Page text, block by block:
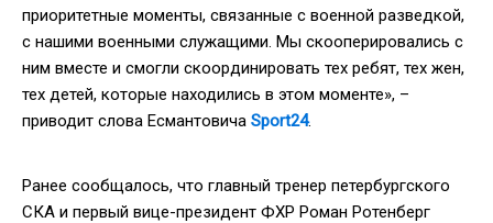
приоритетные моменты, связанные с военной разведкой,
с нашими военными служащими. Мы скооперировались с
ним вместе и смогли скоординировать тех ребят, тех жен,
тех детей, которые находились в этом моменте», –
приводит слова Есмантовича Sport24.
Ранее сообщалось, что главный тренер петербургского
СКА и первый вице-президент ФХР Роман Ротенберг